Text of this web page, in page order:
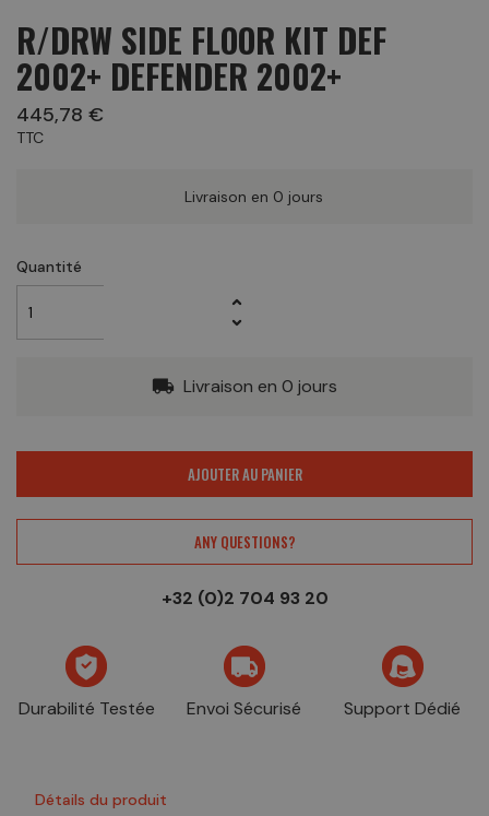
R/DRW SIDE FLOOR KIT DEF
2002+ DEFENDER 2002+
445,78 €
TTC
Livraison en 0 jours
Quantité
local_shipping Livraison en 0 jours
AJOUTER AU PANIER
ANY QUESTIONS?
+32 (0)2 704 93 20
Durabilité Testée Envoi Sécurisé Support Dédié
Détails du produit